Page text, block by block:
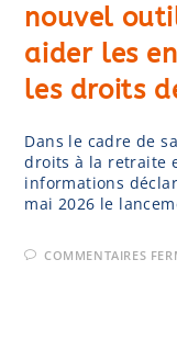
nouvel
aider les
les droits
Dans le cadre de
droits à la retraite
informations
mai 2026 le
COMMENTAIRES